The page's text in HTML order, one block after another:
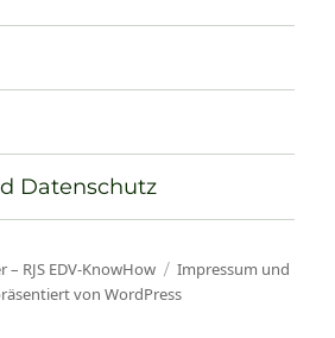
Datenschutz
– RJS EDV-KnowHow
Impressum und
von WordPress